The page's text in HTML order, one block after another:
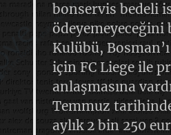
bonservis bedeli
ödeyemeyeceğini
Kulübü,
için FC Liege ile
anlaşmasına
Temmuz
aylık 2 bin 250